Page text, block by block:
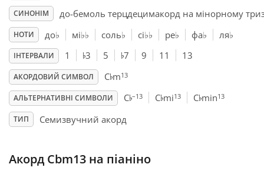
Français
한국어
हिन्दी
СИНОНІМ до-бемоль терцдецимакорд на мiнорному
НОТИ до♭ мі♭♭ соль♭ сі♭♭ ре♭ фа♭ ля♭
ІНТЕРВАЛИ 1 ♭3 5 ♭7 9 11 13
АКОРДОВИЙ СИМВОЛ C♭m13
АЛЬТЕРНАТИВНІ СИМВОЛИ C♭–13 C♭mi13 C♭min13
ТИП Семизвучний акорд
Акорд Cbm13 на піаніно